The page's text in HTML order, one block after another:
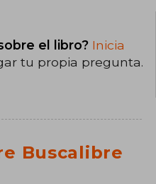
el libro? Inicia
tu propia pregunta.
Buscalibre